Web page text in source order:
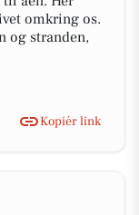
omkring os.
og stranden,
Kopiér link